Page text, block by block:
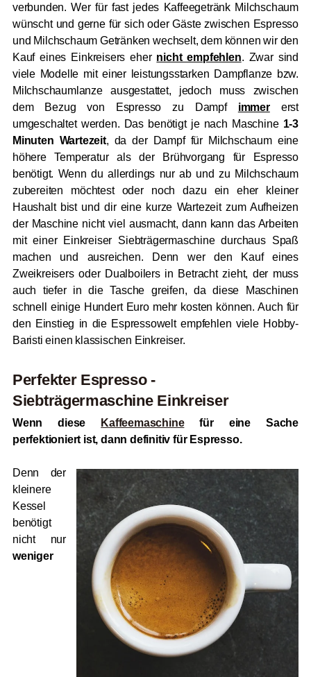
verbunden. Wer für fast jedes Kaffeegetränk Milchschaum
wünscht und gerne für sich oder Gäste zwischen Espresso
und Milchschaum Getränken wechselt, dem können wir den
Kauf eines Einkreisers eher nicht empfehlen. Zwar sind
viele Modelle mit einer leistungsstarken Dampflanze bzw.
Milchschaumlanze ausgestattet, jedoch muss zwischen
dem Bezug von Espresso zu Dampf immererst
umgeschaltet werden. Das benötigt je nach Maschine 1-3
Minuten Wartezeit, da der Dampf für Milchschaum eine
höhere Temperatur als der Brühvorgang für Espresso
benötigt. Wenn du allerdings nur ab und zu Milchschaum
zubereiten möchtest oder noch dazu ein eher kleiner
Haushalt bist und dir eine kurze Wartezeit zum Aufheizen
der Maschine nicht viel ausmacht, dann kann das Arbeiten
mit einer Einkreiser Siebträgermaschine durchaus Spaß
machen und ausreichen. Denn wer den Kauf eines
Zweikreisers oder Dualboilers in Betracht zieht, der muss
auch tiefer in die Tasche greifen, da diese Maschinen
schnell einige Hundert Euro mehr kosten können. Auch für
den Einstieg in die Espressowelt empfehlen viele Hobby-
Baristi einen klassischen Einkreiser.
Perfekter Espresso -
Siebträgermaschine Einkreiser
Wenn diese Kaffeemaschinefür eine Sache
perfektioniert ist, dann definitiv für Espresso.
Denn der
kleinere
Kessel
benötigt
nicht nur
weniger